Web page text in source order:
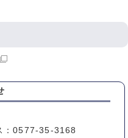
0577-35-3168